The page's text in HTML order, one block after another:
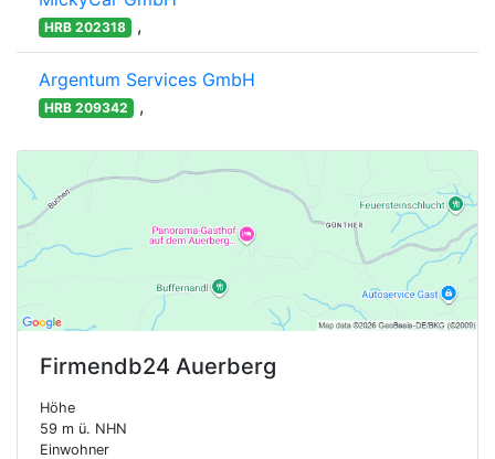
HRB 202318 ,
Argentum Services GmbH
HRB 209342 ,
Firmendb24 Auerberg
Höhe
59 m ü. NHN
Einwohner